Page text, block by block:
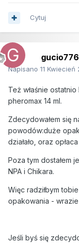
Cytuj
gucio776
Napisano 11 Kwiecień
Też właśnie
pheromax 14 ml.
Zdecydowałem się
powodów:duże
działało, oraz
Poza tym dostałem
NPA i Chikara.
Więc radziłbym
opakowania -
Jeśli byś się